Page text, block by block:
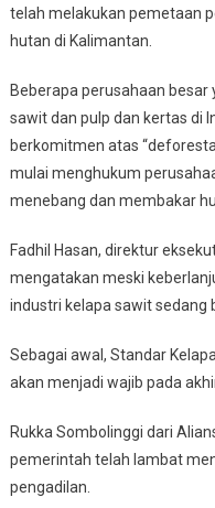
telah melakukan pemetaan
hutan di Kalimantan.
Beberapa perusahaan besar
sawit dan pulp dan kertas di
berkomitmen atas
mulai menghukum
menebang dan membakar
Fadhil Hasan, direktur
mengatakan meski
industri kelapa sawit sedang
Sebagai awal, Standar
akan menjadi wajib pada
Rukka Sombolinggi dari
pemerintah telah lambat
pengadilan.